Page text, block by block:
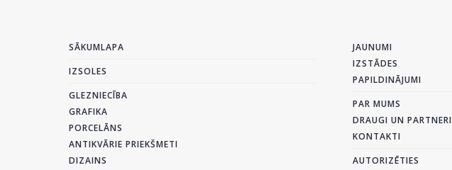
SĀKUMLAPA
IZSOLES
GLEZNIECĪBA
GRAFIKA
PORCELĀNS
ANTIKVĀRIE PRIEKŠMETI
DIZAINS
JAUNUMI
IZSTĀDES
PAPILDINĀJUMI
PAR MUMS
DRAUGI UN PARTNERI
KONTAKTI
AUTORIZĒTIES